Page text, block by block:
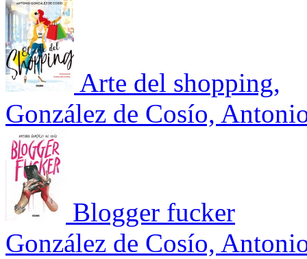
Arte del shopping,
González de Cosío,
Blogger fucker
González de Cosío,